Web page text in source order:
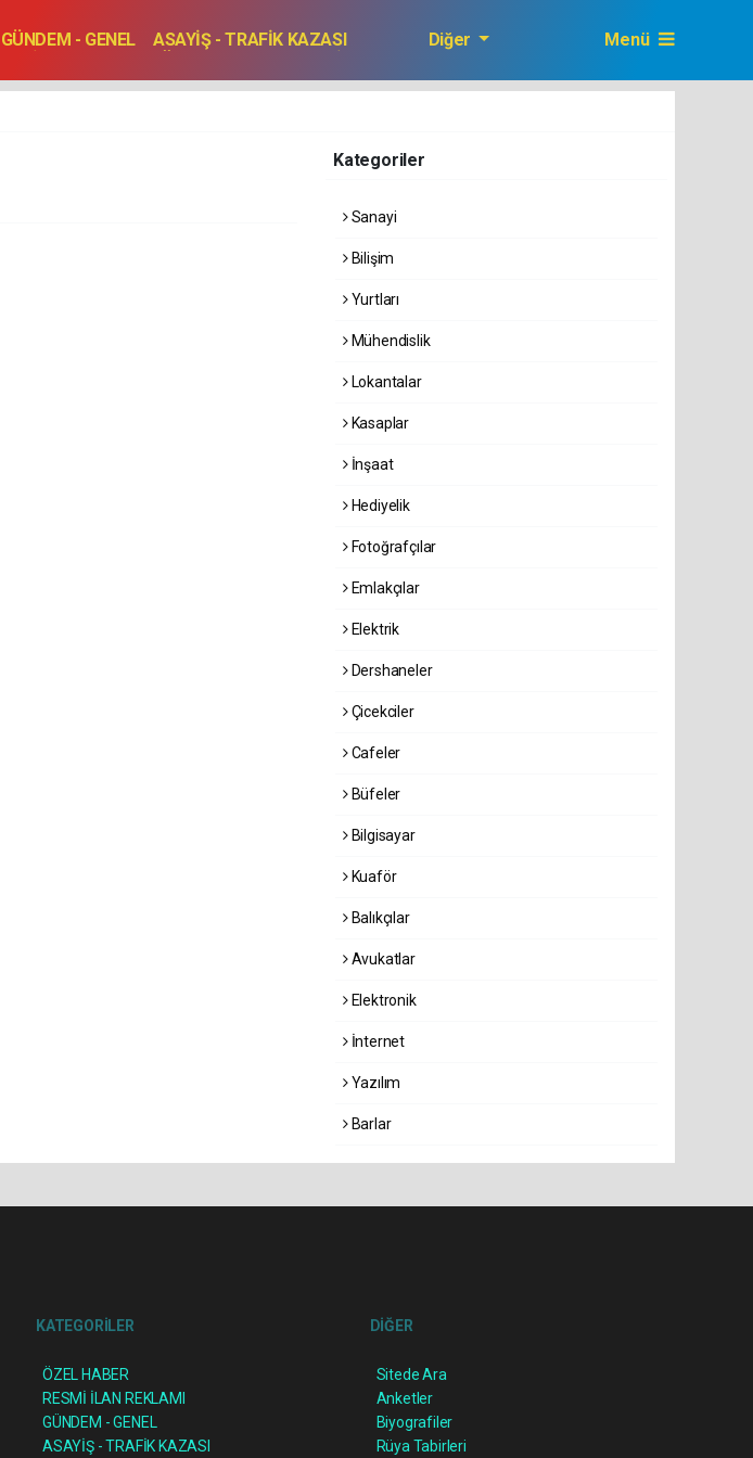
GÜNDEM - GENEL
ASAYİŞ - TRAFİK KAZASI
Diğer Menü
Kategoriler
Sanayi
Bilişim
Yurtları
Mühendislik
Lokantalar
Kasaplar
İnşaat
Hediyelik
Fotoğrafçılar
Emlakçılar
Elektrik
Dershaneler
Çicekciler
Cafeler
Büfeler
Bilgisayar
Kuaför
Balıkçılar
Avukatlar
Elektronik
İnternet
Yazılım
Barlar
KATEGORİLER
ÖZEL HABER
RESMİ İLAN REKLAMI
GÜNDEM - GENEL
ASAYİŞ - TRAFİK KAZASI
DİĞER
Sitede Ara
Anketler
Biyografiler
Rüya Tabirleri